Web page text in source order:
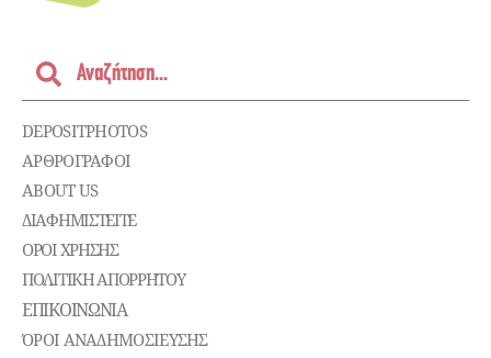
DEPOSITPHOTOS
ΑΡΘΡΟΓΡΑΦΟΙ
ABOUT US
ΔΙΑΦΗΜΙΣΤΕΊΤΕ
ΌΡΟΙ ΧΡΉΣΗΣ
ΠΟΛΙΤΙΚΉ ΑΠΟΡΡΉΤΟΥ
ΕΠΙΚΟΙΝΩΝΊΑ
ΌΡΟΙ ΑΝΑΔΗΜΟΣΙΕΥΣΗΣ